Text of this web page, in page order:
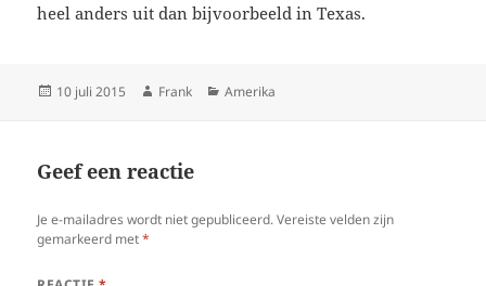
heel anders uit dan bijvoorbeeld in Texas.
Geplaatst
10 juli 2015 Auteur
Frank Categorieën
Amerika
Geef een reactie
Je e-mailadres wordt niet gepubliceerd. Vereiste velden zijn
gemarkeerd met*